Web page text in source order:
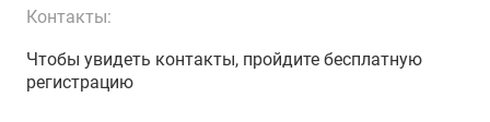
Контакты:
Чтобы увидеть контакты, пройдите бесплатную
регистрацию